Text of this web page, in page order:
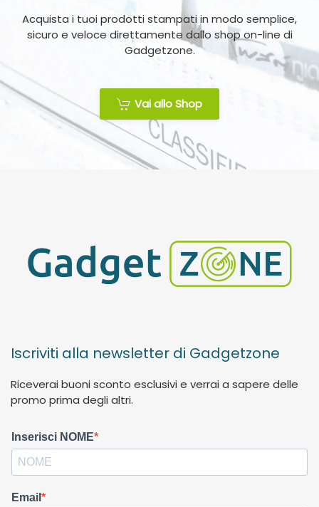
Acquista i tuoi prodotti stampati in modo semplice,
sicuro e veloce direttamente dallo shop on-line di
Gadgetzone.
Vai allo Shop
Iscriviti alla newsletter di Gadgetzone
Riceverai buoni sconto esclusivi e verrai a sapere delle
promo prima degli altri.
Inserisci NOME
Email